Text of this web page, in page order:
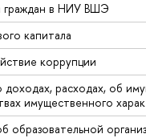
граждан в НИУ ВШЭ
капитала
коррупции
расходах, об
имущественного
образовательной